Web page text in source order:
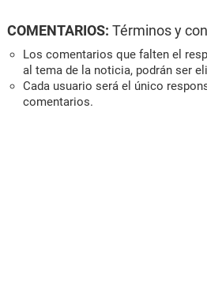
COMENTARIOS: Términos y
Los comentarios que falten el
al tema de la noticia, podrán ser
Cada usuario será el único
comentarios.